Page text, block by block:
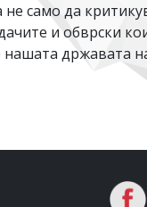
само да
и обврски
нашата државата